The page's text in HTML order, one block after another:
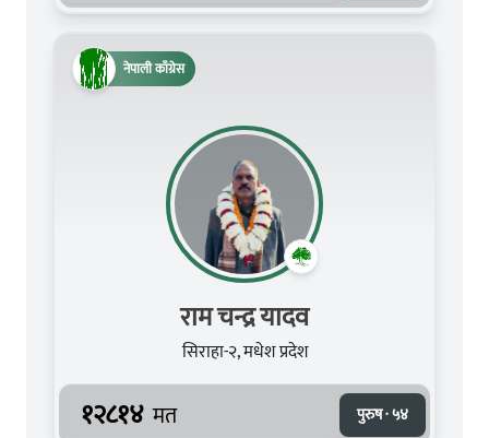
नेपाली काँग्रेस
राम चन्द्र यादव
सिराहा-२, मधेश प्रदेश
१२८१४ मत पुरुष · ५४